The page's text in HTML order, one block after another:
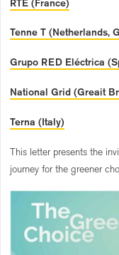
Tenne T (Netherlands,
Grupo RED Eléctrica
National Grid (Greait
Terna (Italy)
This letter presents the
journey for the greener